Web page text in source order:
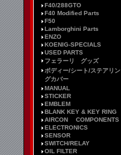
F40/288GTO
F40 Modified Parts
F50
Lamborghini Parts
ENZO
KOENIG-SPECIALS
USED PARTS
フェラーリ グッズ
ボディー/シート/ステアリン
グカバー
MANUAL
STICKER
EMBLEM
BLANK KEY & KEY RING
AIRCON COMPONENTS
ELECTRONICS
SENSOR
SWITCH/RELAY
OIL FILTER